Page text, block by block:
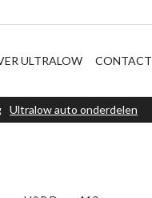
ULTRALOW CONTACT
Ultralow auto onderdelen